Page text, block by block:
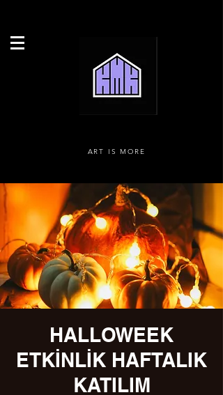
ART IS MORE
HALLOWEEK
ETKİNLİK HAFTALIK
KATILIM